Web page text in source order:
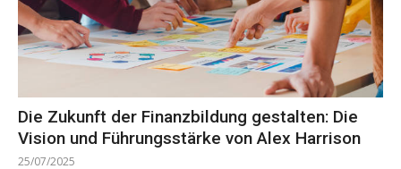
Die Zukunft der Finanzbildung gestalten: Die
Vision und Führungsstärke von Alex Harrison
25/07/2025